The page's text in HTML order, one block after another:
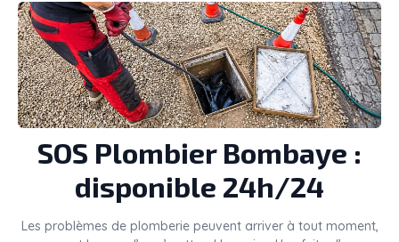
SOS Plombier Bombaye :
disponible 24h/24
Les problèmes de plomberie peuvent arriver à tout moment,